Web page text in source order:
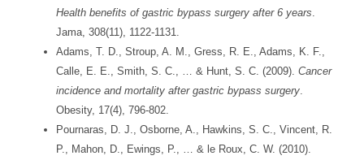
Health benefits of gastric bypass surgery after 6 years
Jama, 308(11), 1122-1131.
Adams, T. D., Stroup, A. M., Gress, R. E., Adams, K. F.,
Calle, E. E., Smith, S. C., … & Hunt, S. C. (2009). Cancer
incidence and mortality after gastric bypass surgery
Obesity, 17(4), 796-802.
Pournaras, D. J., Osborne, A., Hawkins, S. C., Vincent, R.
P., Mahon, D., Ewings, P., … & le Roux, C. W. (2010).